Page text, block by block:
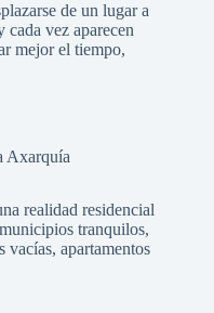
de un lugar a
vez aparecen
mejor el tiempo,
Axarquía
realidad residencial
tranquilos,
vacías, apartamentos